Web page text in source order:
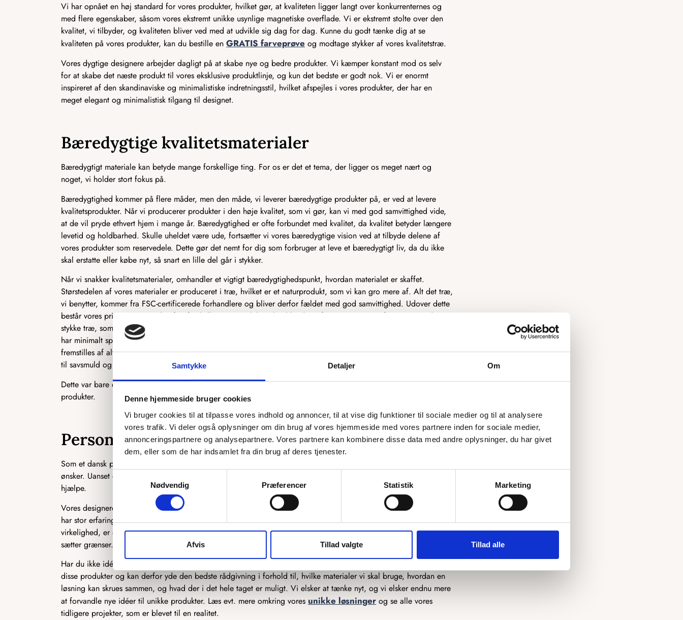
Samtykke Detaljer Om
Denne hjemmeside bruger cookies
Vi bruger cookies til at tilpasse vores indhold og annoncer, til at vise dig funktioner til sociale medier og til at analysere
vores trafik. Vi deler også oplysninger om din brug af vores hjemmeside med vores partnere inden for sociale medier,
annonceringspartnere og analysepartnere. Vores partnere kan kombinere disse data med andre oplysninger, du har givet
dem, eller som de har indsamlet fra din brug af deres tjenester.
Samtykkevalg
Nødvendig
Præferencer Statistik Marketing
Afvis Tillad valgte Tillad alle
Vi har opnået en høj standard for vores produkter, hvilket gør, at kvaliteten ligger langt over konkurrenternes og
med flere egenskaber, såsom vores ekstremt unikke usynlige magnetiske overflade. Vi er ekstremt stolte over den
kvalitet, vi tilbyder, og kvaliteten bliver ved med at udvikle sig dag for dag. Kunne du godt tænke dig at se
kvaliteten på vores produkter, kan du bestille en GRATIS farveprøve og modtage stykker af vores kvalitetstræ.
Vores dygtige designere arbejder dagligt på at skabe nye og bedre produkter. Vi kæmper konstant mod os selv
for at skabe det næste produkt til vores eksklusive produktlinje, og kun det bedste er godt nok. Vi er enormt
inspireret af den skandinaviske og minimalistiske indretningsstil, hvilket afspejles i vores produkter, der har en
meget elegant og minimalistisk tilgang til designet.
Bæredygtige kvalitetsmaterialer
Bæredygtigt materiale kan betyde mange forskellige ting. For os er det et tema, der ligger os meget nært og
noget, vi holder stort fokus på.
Bæredygtighed kommer på flere måder, men den måde, vi leverer bæredygtige produkter på, er ved at levere
kvalitetsprodukter. Når vi producerer produkter i den høje kvalitet, som vi gør, kan vi med god samvittighed vide,
at de vil pryde ethvert hjem i mange år. Bæredygtighed er ofte forbundet med kvalitet, da kvalitet betyder længere
levetid og holdbarhed. Skulle uheldet være ude, fortsætter vi vores bæredygtige vision ved at tilbyde delene af
vores produkter som reservedele. Dette gør det nemt for dig som forbruger at leve et bæredygtigt liv, da du ikke
skal erstatte eller købe nyt, så snart en lille del går i stykker.
Når vi snakker kvalitetsmaterialer, omhandler et vigtigt bæredygtighedspunkt, hvordan materialet er skaffet.
Størstedelen af vores materialer er produceret i træ, hvilket er et naturprodukt, som vi kan gro mere af. Alt det træ,
vi benytter, kommer fra FSC-certificerede forhandlere og bliver derfor fældet med god samvittighed. Udover dette
består vores primære materiale af to forskellige træprodukter, heriblandt træfiner og MDF. Træfiner er et tyndt
stykke træ, som ofte bruges i produktionen af køkkener og andre møbler. Træfiner er fantastisk bæredygtigt, da det
har minimalt spild i produktionen, og vi udnytter dermed mest muligt af træet. MDF er derimod et træprodukt, som
fremstilles af alt det træ, der normalt ikke kan bruges til møbelindustrien. Det træ, der ikke kan bruges, bliver lavet
til savsmuld og herefter presset sammen til MDF, som har mange gode egenskaber.
Dette var bare et par eksempler på, hvordan vi tænker bæredygtighed ind i designet og produktionen af vores
produkter.
Personligt og skræddersyet efter dit ønske
Som et dansk producerende firma har vi en unik mulighed for at skræddersy vores produkter præcis efter dine
ønsker. Uanset om det er en ekstra ø, du ønsker, en ekstra by graveret på, eller et helt unikt kort, så er vi klar til at
hjælpe.
Vores designere står klar til at høre, hvad du ønsker, og vores snedkere står klar til at lave det efter dine tanker. Vi
har stor erfaring med at producere speciallavede produkter, så har du en sjov idé, som du gerne vil have gjort til
virkelighed, er du kommet til det rette sted. Der er ikke meget, som ikke er muligt, og det er kun fantasien, der
sætter grænser.
Har du ikke idéen 100 % på plads, står vi også klar til at hjælpe der. Vi har mange års erfaring med produktion af
disse produkter og kan derfor yde den bedste rådgivning i forhold til, hvilke materialer vi skal bruge, hvordan en
løsning kan skrues sammen, og hvad der i det hele taget er muligt. Vi elsker at tænke nyt, og vi elsker endnu mere
at forvandle nye idéer til unikke produkter. Læs evt. mere omkring vores unikke løsninger og se alle vores
tidligere projekter, som er blevet til en realitet.